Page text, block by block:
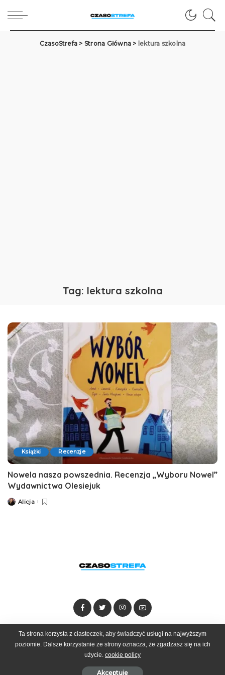
CzasoStrefa > Strona Główna > lektura szkolna
Tag: lektura szkolna
Książki Recenzje
Nowela nasza powszednia. Recenzja „Wyboru Nowel”
Wydawnictwa Olesiejuk
Posted
Alicja
Dołącz do zespołu Kontakt Reklama
© 2025 Czasostrefa by Goobrand
Ta strona korzysta z ciasteczek, aby świadczyć usługi na najwyższym
poziomie. Dalsze korzystanie ze strony oznacza, że zgadzasz się na ich
użycie. cookie policy
Akceptuje